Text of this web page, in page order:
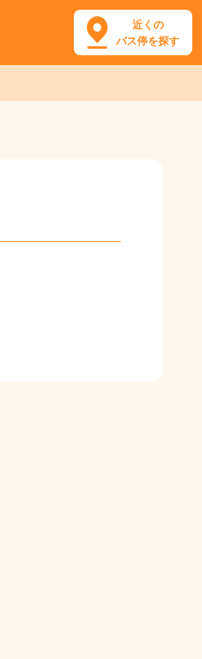
近くの
バス停を探す